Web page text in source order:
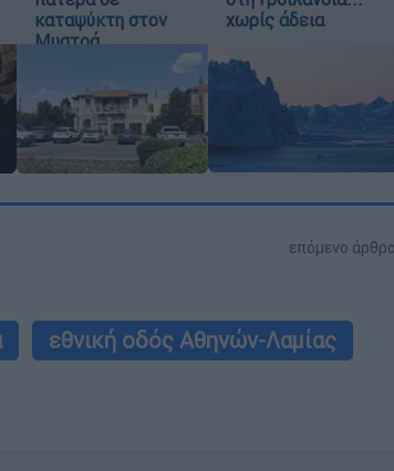
καταψύκτη στον
Μυστρά
χωρίς άδεια
επόμενο
εθνική οδός Αθηνών-Λαμίας